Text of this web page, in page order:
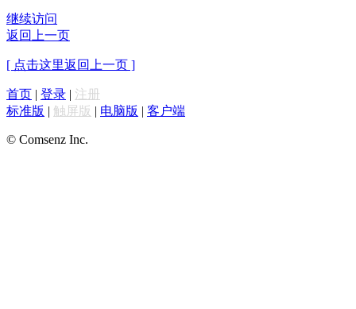
继续访问
返回上一页
[ 点击这里返回上一页 ]
首页 | 登录 | 注册
标准版 | 触屏版 | 电脑版 | 客户端
© Comsenz Inc.